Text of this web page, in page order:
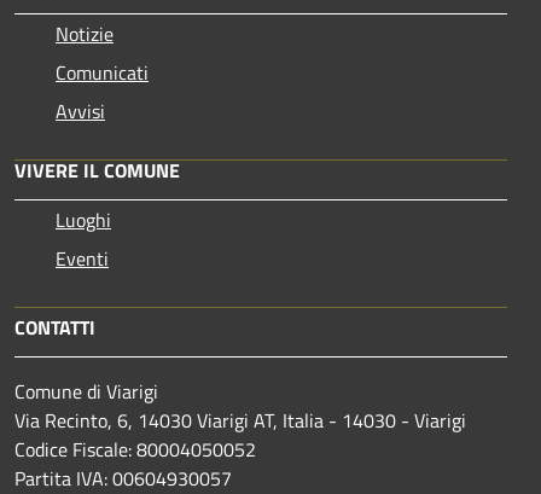
Notizie
Comunicati
Avvisi
VIVERE IL COMUNE
Luoghi
Eventi
CONTATTI
Comune di Viarigi
Via Recinto, 6, 14030 Viarigi AT, Italia - 14030 - Viarigi
Codice Fiscale: 80004050052
Partita IVA: 00604930057